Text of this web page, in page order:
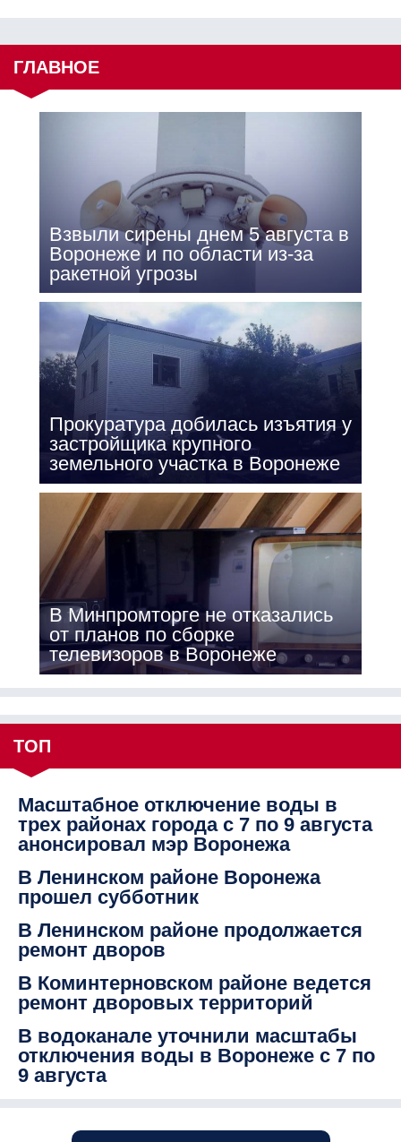
ГЛАВНОЕ
Взвыли сирены днем 5 августа в
Воронеже и по области из-за
ракетной угрозы
Прокуратура добилась изъятия у
застройщика крупного
земельного участка в Воронеже
В Минпромторге не отказались
от планов по сборке
телевизоров в Воронеже
ТОП
Масштабное отключение воды в
трех районах города с 7 по 9 августа
анонсировал мэр Воронежа
В Ленинском районе Воронежа
прошел субботник
В Ленинском районе продолжается
ремонт дворов
В Коминтерновском районе ведется
ремонт дворовых территорий
В водоканале уточнили масштабы
отключения воды в Воронеже с 7 по
9 августа